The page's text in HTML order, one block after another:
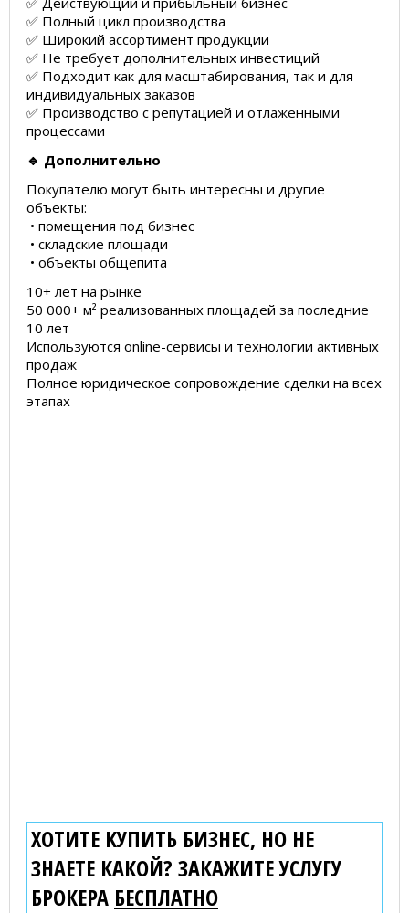
✅ Полный цикл производства
✅ Широкий ассортимент продукции
✅ Не требует дополнительных инвестиций
✅ Подходит как для масштабирования, так и для
индивидуальных заказов
✅ Производство с репутацией и отлаженными
процессами
🔹 Дополнительно
Покупателю могут быть интересны и другие
объекты:
• помещения под бизнес
• складские площади
• объекты общепита
10+ лет на рынке
50 000+ м² реализованных площадей за последние
10 лет
Используются online-сервисы и технологии активных
продаж
Полное юридическое сопровождение сделки на всех
этапах
ХОТИТЕ КУПИТЬ БИЗНЕС, НО НЕ
ЗНАЕТЕ КАКОЙ? ЗАКАЖИТЕ УСЛУГУ
БРОКЕРА БЕСПЛАТНО